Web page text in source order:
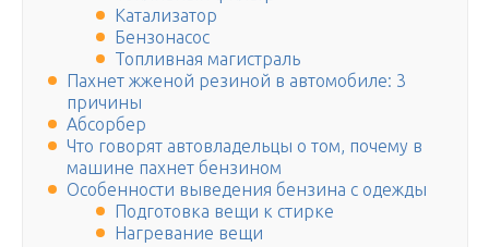
Катализатор
Бензонасос
Топливная магистраль
Пахнет жженой резиной в автомобиле: 3
причины
Абсорбер
Что говорят автовладельцы о том, почему в
машине пахнет бензином
Особенности выведения бензина с одежды
Подготовка вещи к стирке
Нагревание вещи